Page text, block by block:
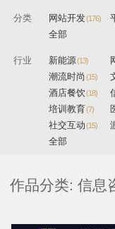
分类 网站开发(176)
全部
行业 新能源(13)
潮流时尚(15)
酒店餐饮(18)
培训教育(7)
社交互动(15)
全部
作品分类: 信息